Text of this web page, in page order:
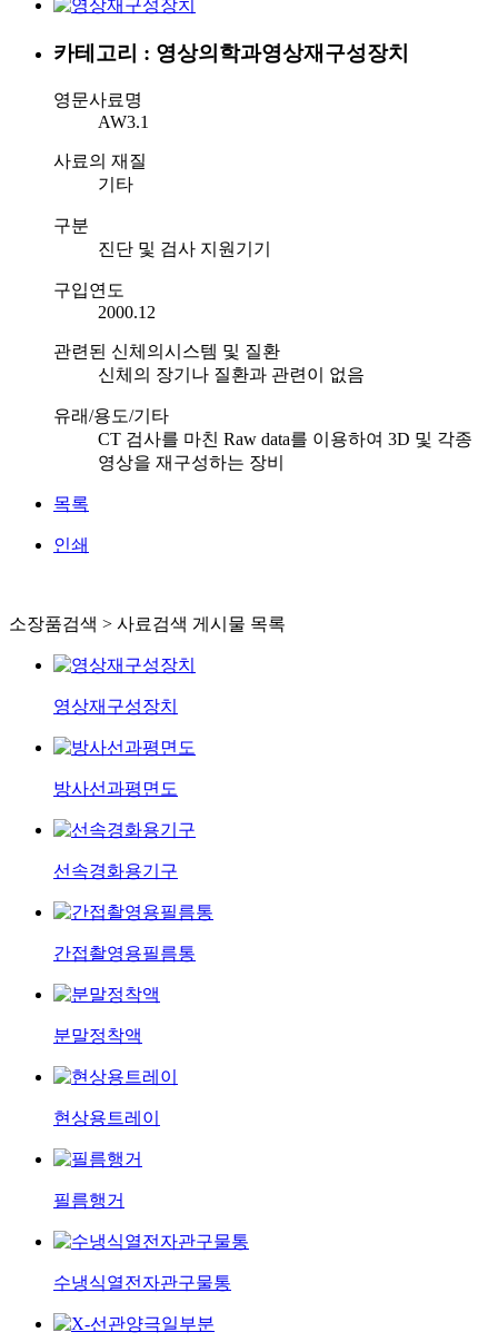
카테고리 : 영상의학과영상재구성장치
영문사료명
AW3.1
사료의 재질
기타
구분
진단 및 검사 지원기기
구입연도
2000.12
관련된 신체의시스템 및 질환
신체의 장기나 질환과 관련이 없음
유래/용도/기타
CT 검사를 마친 Raw data를 이용하여 3D 및 각종
영상을 재구성하는 장비
목록
인쇄
소장품검색 > 사료검색 게시물 목록
영상재구성장치
방사선과평면도
선속경화용기구
간접촬영용필름통
분말정착액
현상용트레이
필름행거
수냉식열전자관구물통